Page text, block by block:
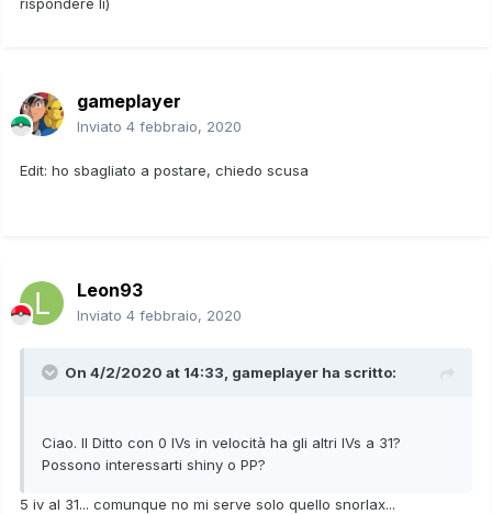
gameplayer
Inviato 4 febbraio, 2020
Edit: ho sbagliato a postare, chiedo scusa
Leon93
Inviato 4 febbraio, 2020
On 4/2/2020 at 14:33, gameplayer ha scritto:
Ciao. Il Ditto con 0 IVs in velocità ha gli altri IVs a 31?
Possono interessarti shiny o PP?
5 iv al 31... comunque no mi serve solo quello snorlax...